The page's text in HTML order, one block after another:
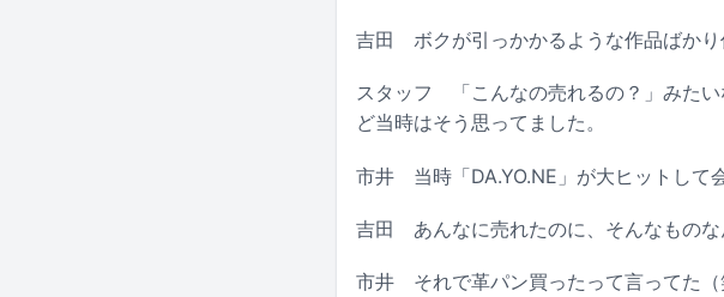
吉田 ボクが引っかかるような作品ばかり
スタッフ 「こんなの売れるの？」みた
ど当時はそう思ってました。
市井 当時「DA.YO.NE」が大ヒットして
吉田 あんなに売れたのに、そんなものな
市井 それで革パン買ったって言ってた